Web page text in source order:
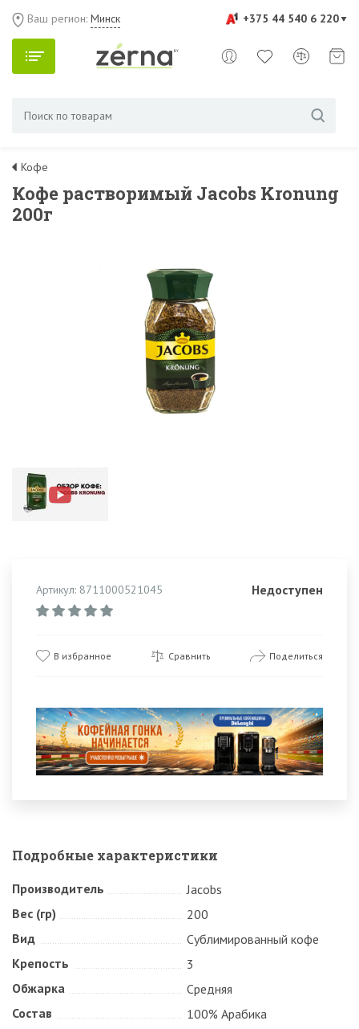
+375 44 540 6 220
Ваш регион: Минск
Кофе
Кофе растворимый Jacobs Kronung
200г
Артикул: 8711000521045 Недоступен
В избранное Сравнить Поделиться
Подробные характеристики
Производитель
Jacobs
Вес (гр)
200
Вид
Сублимированный кофе
Крепость
3
Обжарка
Средняя
Состав
100% Арабика